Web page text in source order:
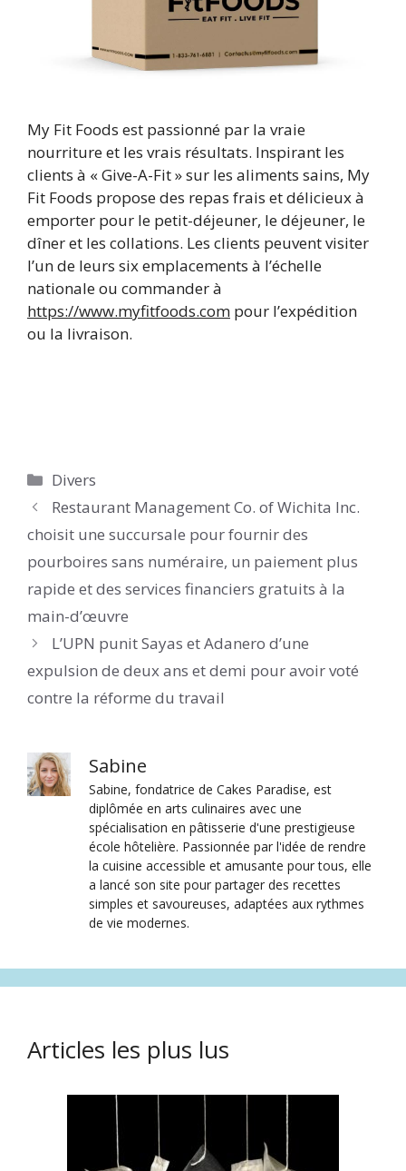
My Fit Foods est passionné par la vraie
nourriture et les vrais résultats. Inspirant les
clients à « Give-A-Fit » sur les aliments sains, My
Fit Foods propose des repas frais et délicieux à
emporter pour le petit-déjeuner, le déjeuner, le
dîner et les collations. Les clients peuvent visiter
l’un de leurs six emplacements à l’échelle
nationale ou commander à
https://www.myfitfoods.com pour l’expédition
ou la livraison.
Catégories
Divers
Restaurant Management Co. of Wichita Inc.
choisit une succursale pour fournir des
pourboires sans numéraire, un paiement plus
rapide et des services financiers gratuits à la
main-d’œuvre
L’UPN punit Sayas et Adanero d’une
expulsion de deux ans et demi pour avoir voté
contre la réforme du travail
Sabine
Sabine, fondatrice de Cakes Paradise, est
diplômée en arts culinaires avec une
spécialisation en pâtisserie d'une prestigieuse
école hôtelière. Passionnée par l'idée de rendre
la cuisine accessible et amusante pour tous, elle
a lancé son site pour partager des recettes
simples et savoureuses, adaptées aux rythmes
de vie modernes.
Articles les plus lus